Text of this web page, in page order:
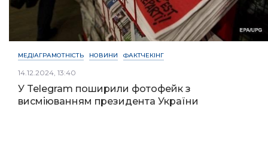
МЕДІАГРАМОТНІСТЬ НОВИНИ ФАКТЧЕКІНГ
14.12.2024, 13:40
У Telegram поширили фотофейк з
висміюванням президента України